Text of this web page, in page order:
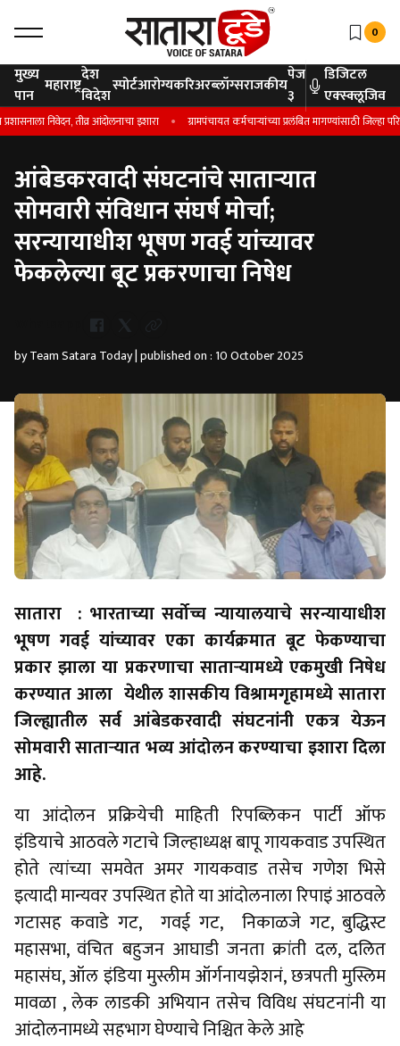
0
मुख्य
पान महाराष्ट्रदेश
विदेशस्पोर्टआरोग्यकरिअरब्लॉग्सराजकीयपेज
३
डिजिटल
एक्स्क्लूजिव
निवेदन, तीव्र आंदोलनाचा इशारा ग्रामपंचायत कर्मचाऱ्यांच्या प्रलंबित मागण्यांसाठी जिल्हा
आंबेडकरवादी संघटनांचे साताऱ्यात
सोमवारी संविधान संघर्ष मोर्चा;
सरन्यायाधीश भूषण गवई यांच्यावर
फेकलेल्या बूट प्रकरणाचा निषेध
by Team Satara Today | published on : 10 October 2025
सातारा : भारताच्या सर्वोच्च न्यायालयाचे सरन्यायाधीश
भूषण गवई यांच्यावर एका कार्यक्रमात बूट फेकण्याचा
प्रकार झाला या प्रकरणाचा साताऱ्यामध्ये एकमुखी निषेध
करण्यात आला येथील शासकीय विश्रामगृहामध्ये सातारा
जिल्ह्यातील सर्व आंबेडकरवादी संघटनांनी एकत्र येऊन
सोमवारी साताऱ्यात भव्य आंदोलन करण्याचा इशारा दिला
आहे.
या आंदोलन प्रक्रियेची माहिती रिपब्लिकन पार्टी ऑफ
इंडियाचे आठवले गटाचे जिल्हाध्यक्ष बापू गायकवाड उपस्थित
होते त्यांच्या समवेत अमर गायकवाड तसेच गणेश भिसे
इत्यादी मान्यवर उपस्थित होते या आंदोलनाला रिपाइं आठवले
गटासह कवाडे गट, गवई गट, निकाळजे गट, बुद्धिस्ट
महासभा, वंचित बहुजन आघाडी जनता क्रांती दल, दलित
महासंघ, ऑल इंडिया मुस्लीम ऑर्गनायझेशनं, छत्रपती मुस्लिम
मावळा , लेक लाडकी अभियान तसेच विविध संघटनांनी या
आंदोलनामध्ये सहभाग घेण्याचे निश्चित केले आहे